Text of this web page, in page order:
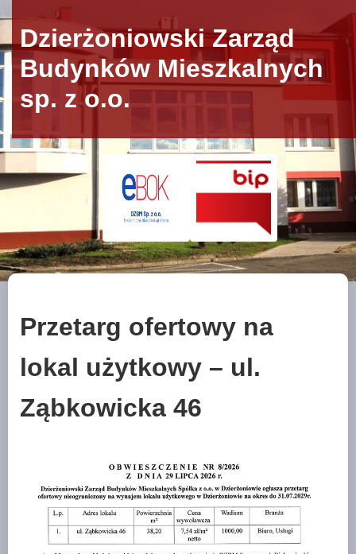
Dzierżoniowski Zarząd
Budynków Mieszkalnych
sp. z o.o.
Przetarg ofertowy na
lokal użytkowy – ul.
Ząbkowicka 46